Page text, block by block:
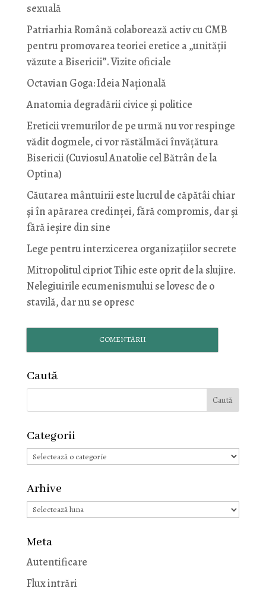
sexuală
Patriarhia Română colaborează activ cu CMB
pentru promovarea teoriei eretice a „unității
văzute a Bisericii”. Vizite oficiale
Octavian Goga: Ideia Naţională
Anatomia degradării civice și politice
Ereticii vremurilor de pe urmă nu vor respinge
vădit dogmele, ci vor răstălmăci învățătura
Bisericii (Cuviosul Anatolie cel Bătrân de la
Optina)
Căutarea mântuirii este lucrul de căpătâi chiar
și în apărarea credinței, fără compromis, dar și
fără ieșire din sine
Lege pentru interzicerea organizaţiilor secrete
Mitropolitul cipriot Tihic este oprit de la slujire.
Nelegiuirile ecumenismului se lovesc de o
stavilă, dar nu se opresc
COMENTARII
Caută
Categorii
Categorii
Arhive
Arhive
Meta
Autentificare
Flux intrări